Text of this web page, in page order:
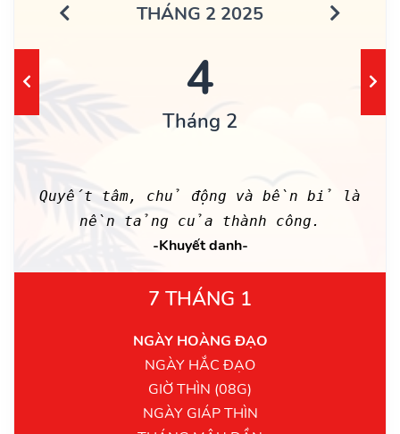
THÁNG 2 2025
4
Tháng 2
Quyết tâm, chủ động và bền bỉ là
nền tảng của thành công.
-Khuyết danh-
7 THÁNG 1
NGÀY HOÀNG ĐẠO
NGÀY HẮC ĐẠO
GIỜ THÌN (08G)
NGÀY GIÁP THÌN